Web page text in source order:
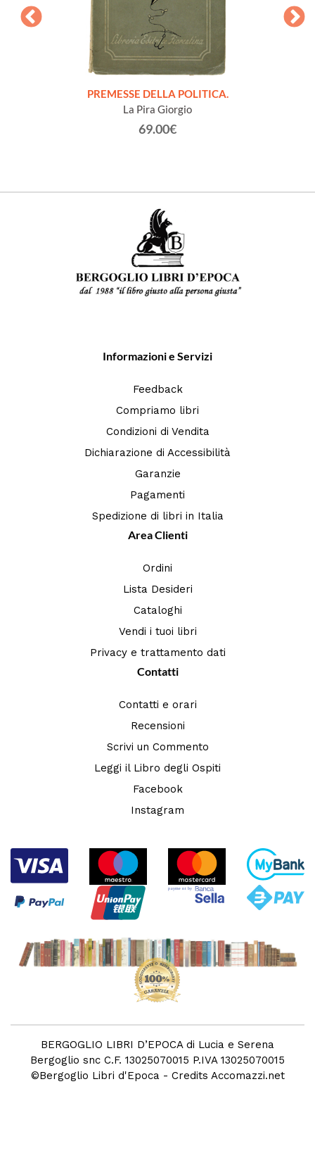
PREMESSE DELLA POLITICA.
La Pira Giorgio
69.00€
Informazioni e Servizi
Feedback
Compriamo libri
Condizioni di Vendita
Dichiarazione di Accessibilità
Garanzie
Pagamenti
Spedizione di libri in Italia
Area Clienti
Ordini
Lista Desideri
Cataloghi
Vendi i tuoi libri
Privacy e trattamento dati
Contatti
Contatti e orari
Recensioni
Scrivi un Commento
Leggi il Libro degli Ospiti
Facebook
Instagram
BERGOGLIO LIBRI D’EPOCA di Lucia e Serena
Bergoglio snc C.F. 13025070015 P.IVA 13025070015
©Bergoglio Libri d'Epoca - Credits Accomazzi.net